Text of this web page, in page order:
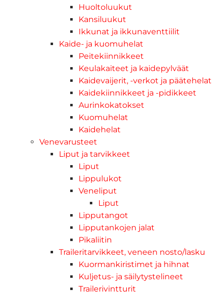
Huoltoluukut
Kansiluukut
Ikkunat ja ikkunaventtiilit
Kaide- ja kuomuhelat
Peitekiinnikkeet
Keulakaiteet ja kaidepylväät
Kaidevaijerit, -verkot ja päätehelat
Kaidekiinnikkeet ja -pidikkeet
Aurinkokatokset
Kuomuhelat
Kaidehelat
Venevarusteet
Liput ja tarvikkeet
Liput
Lippulukot
Veneliput
Liput
Lipputangot
Lipputankojen jalat
Pikaliitin
Traileritarvikkeet, veneen nosto/lasku
Kuormankiristimet ja hihnat
Kuljetus- ja säilytystelineet
Trailerivintturit